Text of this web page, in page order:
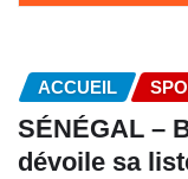
ACCUEIL
SÉNÉGAL –
dévoile sa